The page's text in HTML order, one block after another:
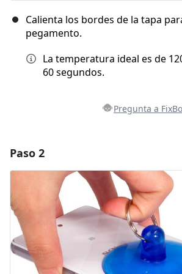
Calienta los bordes de la tapa
pegamento.
La temperatura ideal es de
60 segundos.
Pregunta a
Agregar Comentario
Cancelar
Paso 2